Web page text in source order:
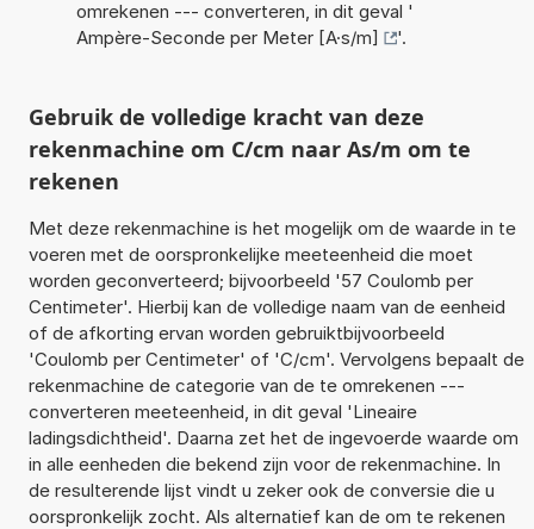
omrekenen --- converteren, in dit geval '
Ampère-Seconde per Meter [A·s/m]
'.
Gebruik de volledige kracht van deze
rekenmachine om C/cm naar As/m om te
rekenen
Met deze rekenmachine is het mogelijk om de waarde in te
voeren met de oorspronkelijke meeteenheid die moet
worden geconverteerd; bijvoorbeeld '57 Coulomb per
Centimeter'. Hierbij kan de volledige naam van de eenheid
of de afkorting ervan worden gebruiktbijvoorbeeld
'Coulomb per Centimeter' of 'C/cm'. Vervolgens bepaalt de
rekenmachine de categorie van de te omrekenen ---
converteren meeteenheid, in dit geval 'Lineaire
ladingsdichtheid'. Daarna zet het de ingevoerde waarde om
in alle eenheden die bekend zijn voor de rekenmachine. In
de resulterende lijst vindt u zeker ook de conversie die u
oorspronkelijk zocht. Als alternatief kan de om te rekenen